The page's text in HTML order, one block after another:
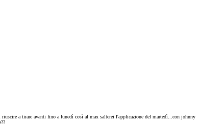
a tirare avanti fino a lunedì così al max salterei l'applicazione del martedì...con johnny